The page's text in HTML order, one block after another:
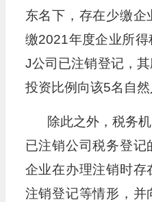
东名下，存在少缴
缴2021年度企业所
J公司已注销登记，
投资比例向该5名自然
除此之外，税务
已注销公司税务登记
企业在办理注销时存
注销登记等情形，并